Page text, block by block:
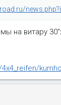
на витару